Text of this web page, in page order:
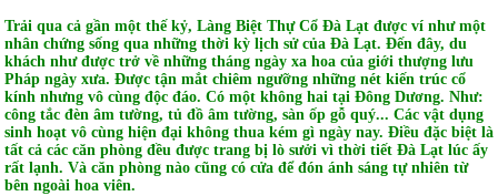
Trải qua cả gần một thế kỷ, Làng Biệt Thự Cổ Đà Lạt được ví như một
nhân chứng sống qua những thời kỳ lịch sử của Đà Lạt. Đến đây, du
khách như được trở về những tháng ngày xa hoa của giới thượng lưu
Pháp ngày xưa. Được tận mắt chiêm ngưỡng những nét kiến trúc cổ
kính nhưng vô cùng độc đáo. Có một không hai tại Đông Dương. Như:
công tắc đèn âm tường, tủ đồ âm tường, sàn ốp gỗ quý... Các vật dụng
sinh hoạt vô cùng hiện đại không thua kém gì ngày nay. Điều đặc biệt là
tất cả các căn phòng đều được trang bị lò sưởi vì thời tiết Đà Lạt lúc ấy
rất lạnh. Và căn phòng nào cũng có cửa để đón ánh sáng tự nhiên từ
bên ngoài hoa viên.